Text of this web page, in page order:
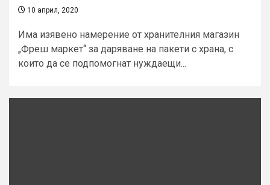
10 април, 2020
Има изявено намерение от хранителния магазин
„Фреш маркет‘‘ за даряване на пакети с храна, с
които да се подпомогнат нуждаещи...